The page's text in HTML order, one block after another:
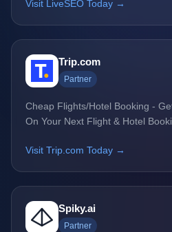
Visit LiveSEO Today →
Trip.com
Partner
Cheap Flights/Hotel Booking -
On Your Next Flight & Hotel
Visit Trip.com Today →
Spiky.ai
Partner